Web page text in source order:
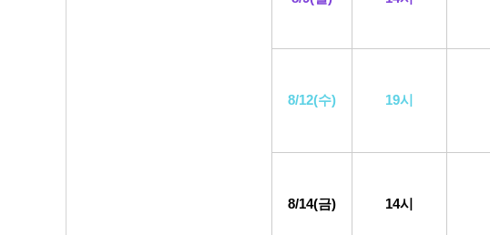
8/12(수) 19시
8/14(금) 14시